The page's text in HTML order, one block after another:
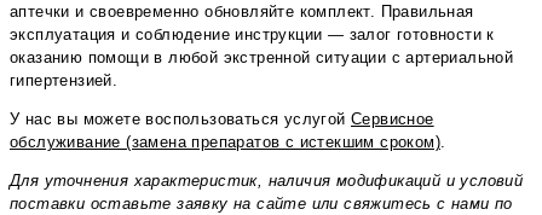
аптечки и своевременно обновляйте комплект. Правильная
эксплуатация и соблюдение инструкции — залог готовности к
оказанию помощи в любой экстренной ситуации с артериальной
гипертензией.
У нас вы можете воспользоваться услугой Сервисное
обслуживание (замена препаратов с истекшим сроком).
Для уточнения характеристик, наличия модификаций и условий
поставки оставьте заявку на сайте или свяжитесь с нами по